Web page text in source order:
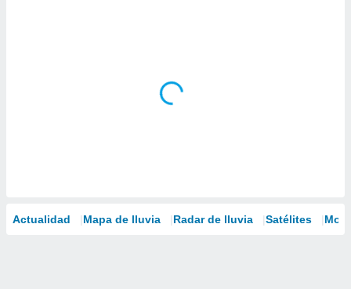
Actualidad Mapa de lluvia Radar de lluvia Satélites